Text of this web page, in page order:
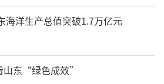
海洋生产总值突破1.7万亿元
山东“绿色成效”